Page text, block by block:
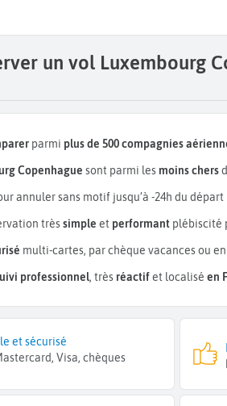
un vol Luxembourg
parmi plus de 500 compagnies
Copenhague sont parmi les moins chers
annuler sans motif jusqu’à -24h du départ
trèssimple et performant plébiscité
multi-cartes, par chèque vacances ou
professionnel, très réactifet localisé en
et sécurisé
Visa, chèques